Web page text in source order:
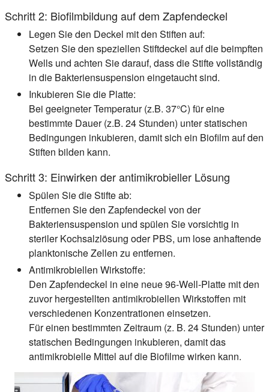
Schritt 2: Biofilmbildung auf dem Zapfendeckel
Legen Sie den Deckel mit den Stiften auf:
Setzen Sie den speziellen Stiftdeckel auf die beimpften
Wells und achten Sie darauf, dass die Stifte vollständig
in die Bakteriensuspension eingetaucht sind.
Inkubieren Sie die Platte:
Bei geeigneter Temperatur (z.B. 37°C) für eine
bestimmte Dauer (z.B. 24 Stunden) unter statischen
Bedingungen inkubieren, damit sich ein Biofilm auf den
Stiften bilden kann.
Schritt 3: Einwirken der antimikrobieller Lösung
Spülen Sie die Stifte ab:
Entfernen Sie den Zapfendeckel von der
Bakteriensuspension und spülen Sie vorsichtig in
steriler Kochsalzlösung oder PBS, um lose anhaftende
planktonische Zellen zu entfernen.
Antimikrobiellen Wirkstoffe:
Den Zapfendeckel in eine neue 96-Well-Platte mit den
zuvor hergestellten antimikrobiellen Wirkstoffen mit
verschiedenen Konzentrationen einsetzen.
Für einen bestimmten Zeitraum (z. B. 24 Stunden) unter
statischen Bedingungen inkubieren, damit das
antimikrobielle Mittel auf die Biofilme wirken kann.